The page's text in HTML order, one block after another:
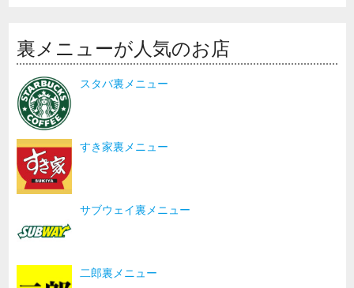
裏メニューが人気のお店
スタバ裏メニュー
すき家裏メニュー
サブウェイ裏メニュー
二郎裏メニュー